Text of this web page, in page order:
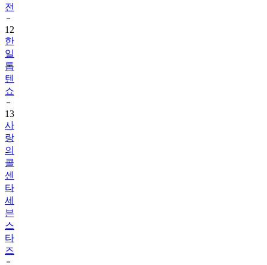
전
12
한
일
톱
텐
쇼
13
사
랑
의
콜
센
타
세
븐
스
타
즈